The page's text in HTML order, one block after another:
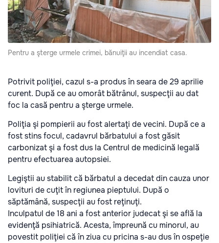
Pentru a şterge urmele crimei, bănuiţii au incendiat casa.
Potrivit poliţiei, cazul s-a produs în seara de 29 aprilie
curent. După ce au omorât bătrânul, suspecţii au dat
foc la casă pentru a şterge urmele.
Poliţia şi pompierii au fost alertaţi de vecini. După ce a
fost stins focul, cadavrul bărbatului a fost găsit
carbonizat şi a fost dus la Centrul de medicină legală
pentru efectuarea autopsiei.
Legiştii au stabilit că bărbatul a decedat din cauza unor
lovituri de cuţit în regiunea pieptului. După o
săptămână, suspecţii au fost reţinuţi.
Inculpatul de 18 ani a fost anterior judecat şi se află la
evidenţă psihiatrică. Acesta, împreună cu minorul, au
povestit poliţiei că în ziua cu pricina s-au dus în ospeţie